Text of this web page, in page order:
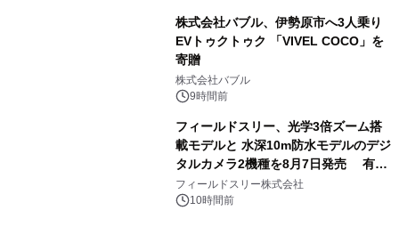
株式会社バブル、伊勢原市へ3人乗り
EVトゥクトゥク 「VIVEL COCO」を
寄贈
株式会社バブル
9時間前
フィールドスリー、光学3倍ズーム搭
載モデルと 水深10m防水モデルのデジ
タルカメラ2機種を8月7日発売 有効
約1300万画素、用途別に選べるコンデ
ジ新登場
フィールドスリー株式会社
10時間前